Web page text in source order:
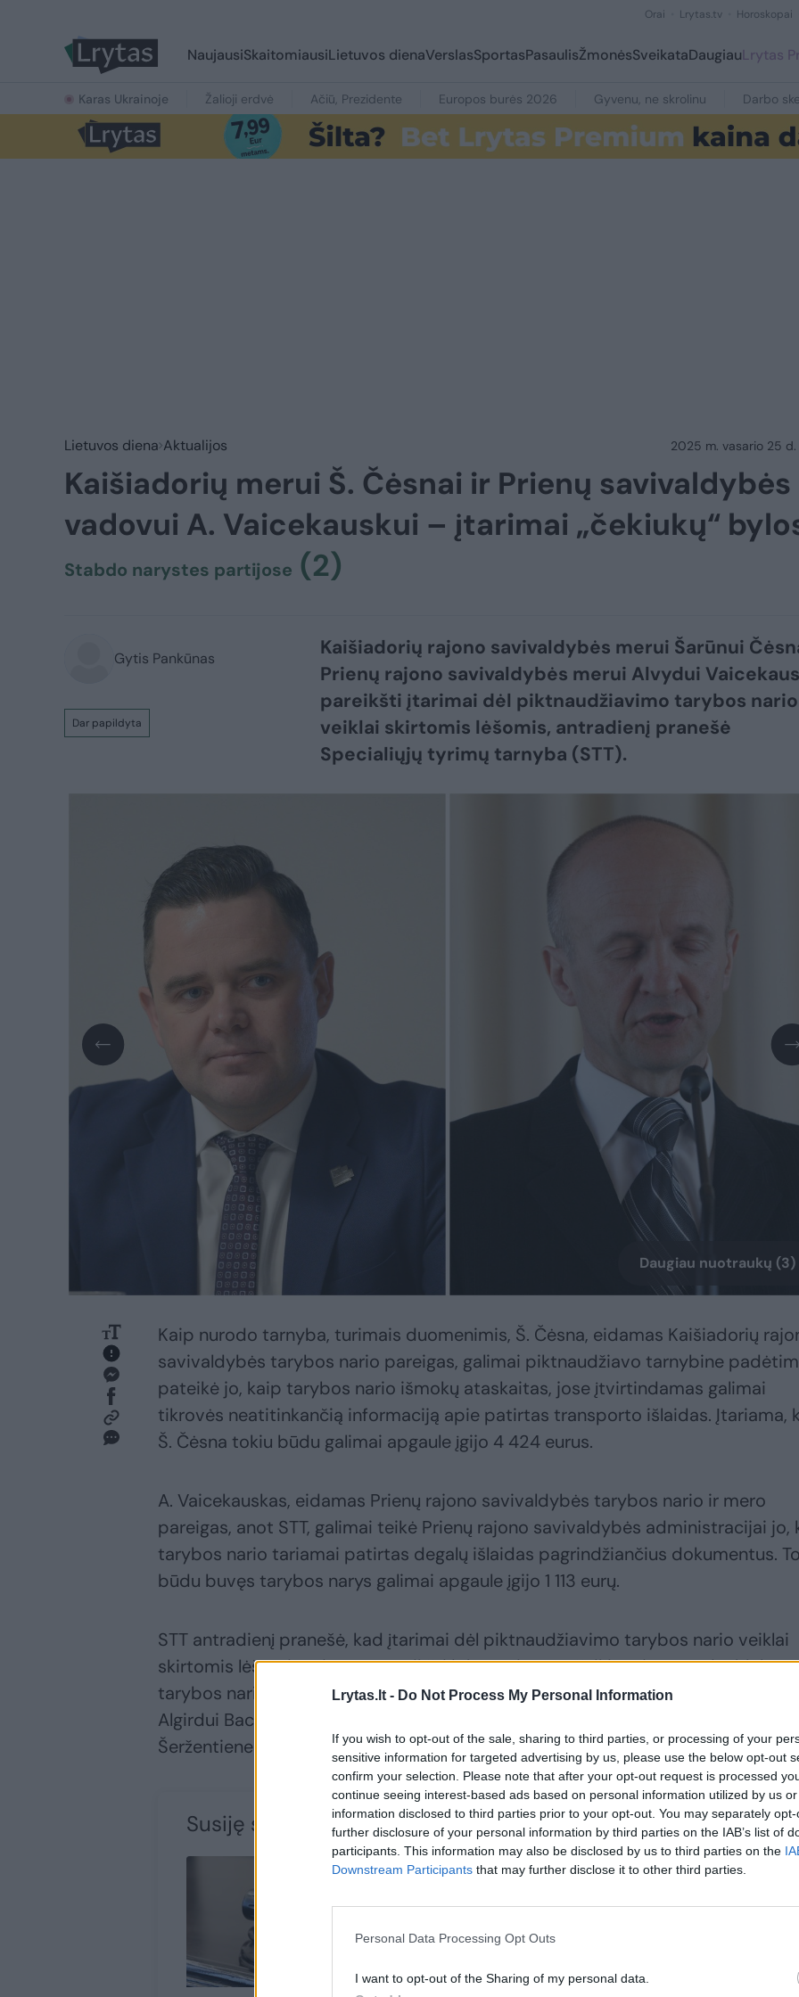
Lrytas.lt - Do Not Process My Personal Information
If you wish to opt-out of the sale, sharing to third parties, or processing of your
sensitive information for targeted advertising by us, please use the below opt-out
confirm your selection. Please note that after your opt-out request is processed
continue seeing interest-based ads based on personal information utilized by us
information disclosed to third parties prior to your opt-out. You may separately
further disclosure of your personal information by third parties on the IAB’s list of
participants. This information may also be disclosed by us to third parties on the
Downstream Participants that may further disclose it to other third parties.
Personal Data Processing Opt Outs
I want to opt-out of the Sharing of my personal data.
Orai Lrytas.tv Horoskopai
NaujausiSkaitomiausiLietuvos dienaVerslasSportasPasaulisŽmonėsSveikataDaugiauLrytas
Karas Ukrainoje Žalioji erdvė Ačiū, Prezidente Europos burės 2026 Gyvenu, ne skrolinu Darbo
Lietuvos diena Aktualijos 2025 m. vasario 25 d.
Kaišiadorių merui Š. Čėsnai ir Prienų savivaldybės
vadovui A. Vaicekauskui – įtarimai „čekiukų“
Stabdo narystes partijose (2)
Gytis Pankūnas
Dar papildyta
Kaišiadorių rajono savivaldybės merui Šarūnui
Prienų rajono savivaldybės merui Alvydui
pareikšti įtarimai dėl piktnaudžiavimo tarybos nario
veiklai skirtomis lėšomis, antradienį pranešė
Specialiųjų tyrimų tarnyba (STT).
Daugiau nuotraukų (3)
Kaip nurodo tarnyba, turimais duomenimis, Š. Čėsna, eidamas Kaišiadorių
savivaldybės tarybos nario pareigas, galimai piktnaudžiavo tarnybine
pateikė jo, kaip tarybos nario išmokų ataskaitas, jose įtvirtindamas galimai
tikrovės neatitinkančią informaciją apie patirtas transporto išlaidas. Įtariama,
Š. Čėsna tokiu būdu galimai apgaule įgijo 4 424 eurus.
A. Vaicekauskas, eidamas Prienų rajono savivaldybės tarybos nario ir mero
pareigas, anot STT, galimai teikė Prienų rajono savivaldybės administracijai jo,
tarybos nario tariamai patirtas degalų išlaidas pagrindžiančius dokumentus.
būdu buvęs tarybos narys galimai apgaule įgijo 1 113 eurų.
STT antradienį pranešė, kad įtarimai dėl piktnaudžiavimo tarybos nario veiklai
skirtomis lėšomis taip pat pareikšti ir buvusiam Mažeikių rajono savivaldybės
tarybos nariui Jonui Žičkui, dabartiniam Telšių rajono savivaldybės tarybos
Algirdui Bacevičiui ir dabartinei Birštono savivaldybės tarybos narei Jurgitai
Šeržentienei.
Susiję straipsniai